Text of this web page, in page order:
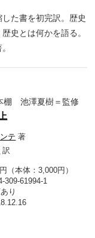
た書を初完訳。歴史
史とは何かを語る。
棚 池澤夏樹＝監修
テ 著
訳
（本体：3,000円）
309-61994-1
り